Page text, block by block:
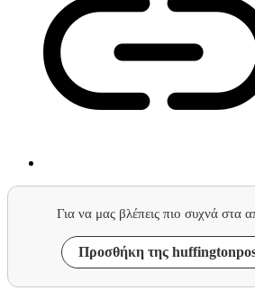
Για να μας βλέπεις πιο συχνά στα
Προσθήκη της